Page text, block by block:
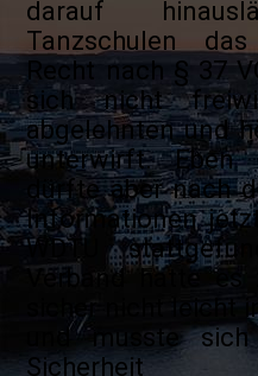
darauf
Tanzschulen
Recht nach § 37
sich nicht
abgelehnten und
unterwirft. Eben
dürfte aber nach
Informationen
WDTU
Verband hatte es
sicher nicht leicht
und musste
Sicherheit